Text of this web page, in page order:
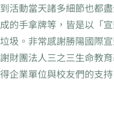
活動當天諸多細節也都
的手拿牌等，皆是以「
圾。非常感謝勝陽國際
財團法人三之三生命教
企業單位與校友們的支